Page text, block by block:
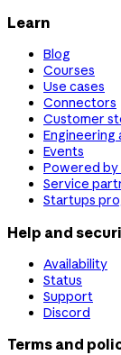
Learn
Blog
Courses
Use cases
Connectors
Customer
Engineering
Events
Powered by
Service
Startups
Help and
Availability
Status
Support
Discord
Terms and